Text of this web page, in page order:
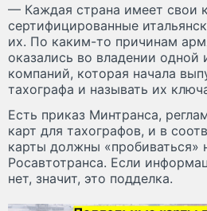
— Каждая страна имеет свои
сертифицированные
их. По каким-то причинам
оказались во владении одной
компаний, которая начала
тахографа и называть их
Есть приказ Минтранса,
карт для тахографов, и в
карты должны «пробиваться»
Росавтотранса. Если
нет, значит, это подделка.